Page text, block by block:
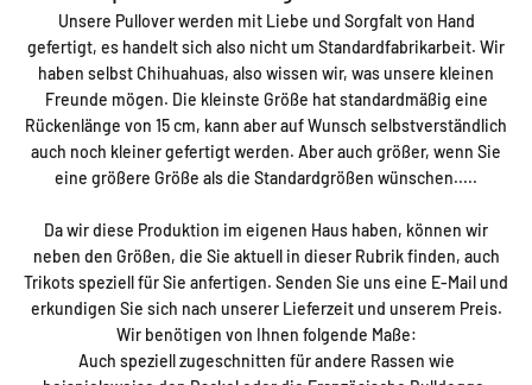
Unsere Pullover werden mit Liebe und Sorgfalt von Hand
gefertigt, es handelt sich also nicht um Standardfabrikarbeit. Wir
haben selbst Chihuahuas, also wissen wir, was unsere kleinen
Freunde mögen. Die kleinste Größe hat standardmäßig eine
Rückenlänge von 15 cm, kann aber auf Wunsch selbstverständlich
auch noch kleiner gefertigt werden. Aber auch größer, wenn Sie
eine größere Größe als die Standardgrößen wünschen.....
Da wir diese Produktion im eigenen Haus haben, können wir
neben den Größen, die Sie aktuell in dieser Rubrik finden, auch
Trikots speziell für Sie anfertigen. Senden Sie uns eine E-Mail und
erkundigen Sie sich nach unserer Lieferzeit und unserem Preis.
Wir benötigen von Ihnen folgende Maße:
Auch speziell zugeschnitten für andere Rassen wie